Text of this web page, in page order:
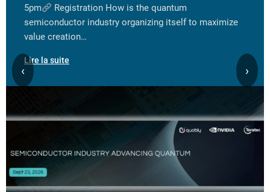
5pm
Registration How is the quantum
semiconductor industry organizing itself to maximize
value creation…
Lire la suite
‹ ›